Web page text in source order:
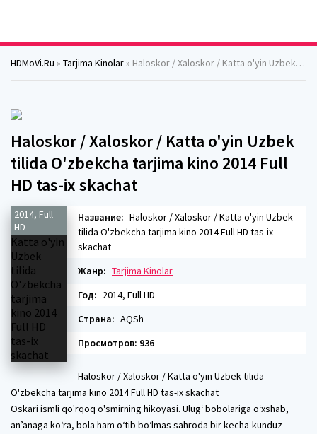
HDMoVi.Ru » Tarjima Kinolar » Haloskor / Xaloskor / Katta o'yin Uzbek tilida O'zbekcha tarjima kino 2014 Full HD tas-ix skachat
Haloskor / Xaloskor / Katta o'yin Uzbek
tilida O'zbekcha tarjima kino 2014 Full
HD tas-ix skachat
2014, Full
HD
Название: Haloskor / Xaloskor / Katta o'yin Uzbek
tilida O'zbekcha tarjima kino 2014 Full HD tas-ix
skachat
Жанр: Tarjima Kinolar
Год: 2014, Full HD
Страна: AQSh
Просмотров: 936
Haloskor / Xaloskor / Katta o'yin Uzbek tilida
O'zbekcha tarjima kino 2014 Full HD tas-ix skachat
Oskari ismli qo'rqoq o'smirning hikoyasi. Ulug‘ bobolariga o‘xshab,
an’anaga ko‘ra, bola ham o‘tib bo‘lmas sahroda bir kecha-kunduz